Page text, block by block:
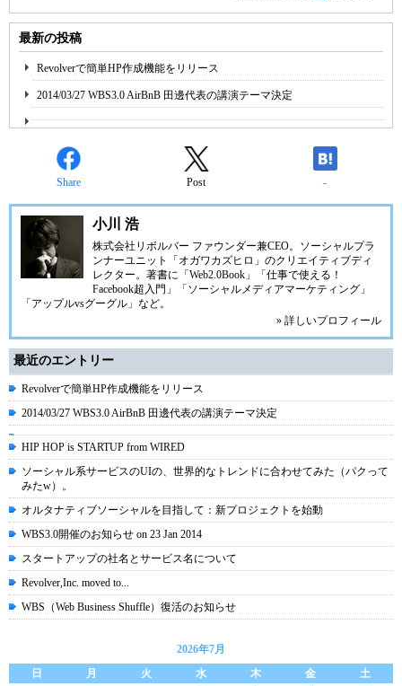
最新の投稿
Revolverで簡単HP作成機能をリリース
2014/03/27 WBS3.0 AirBnB 田邊代表の講演テーマ決定
Share Post -
小川 浩
株式会社リボルバー ファウンダー兼CEO。ソーシャルプラ
ンナーユニット「オガワカズヒロ」のクリエイティブディ
レクター。著書に「Web2.0Book」「仕事で使える！
Facebook超入門」「ソーシャルメディアマーケティング」
「アップルvsグーグル」など。
» 詳しいプロフィール
最近のエントリー
Revolverで簡単HP作成機能をリリース
2014/03/27 WBS3.0 AirBnB 田邊代表の講演テーマ決定
HIP HOP is STARTUP from WIRED
ソーシャル系サービスのUIの、世界的なトレンドに合わせてみた（パクって
みたw）。
オルタナティブソーシャルを目指して：新プロジェクトを始動
WBS3.0開催のお知らせ on 23 Jan 2014
スタートアップの社名とサービス名について
Revolver,Inc. moved to...
WBS（Web Business Shuffle）復活のお知らせ
2026年7月
日
月 火 水 木 金
土